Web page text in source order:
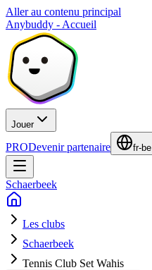
Aller au contenu principal
Anybuddy - Accueil
Jouer
PRODevenir partenaire fr-be
Schaerbeek
Les clubs
Schaerbeek
Tennis Club Set Wahis